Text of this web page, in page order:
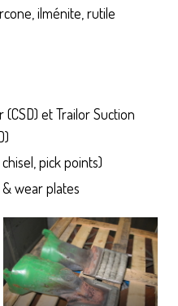
ilménite, rutile
et Trailor Suction
pick points)
wear plates